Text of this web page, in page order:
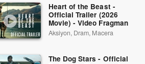
Heart of the Beast -
Official Trailer (2026
Movie) - Video Fragman
Aksiyon, Dram, Macera
The Dog Stars - Official